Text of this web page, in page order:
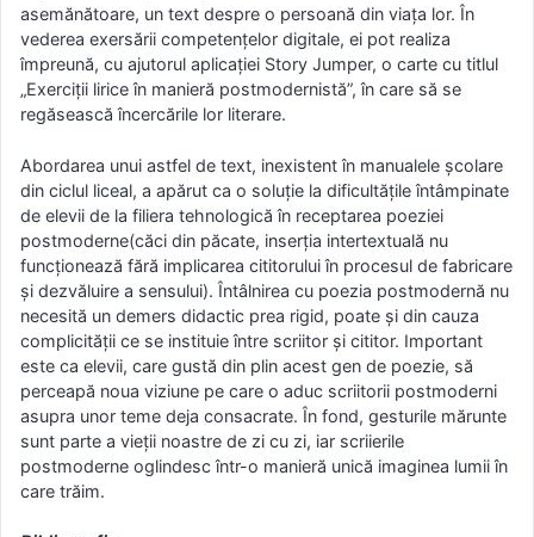
asemănătoare, un text despre o persoană din viața lor. În
vederea exersării competențelor digitale, ei pot realiza
împreună, cu ajutorul aplicației Story Jumper, o carte cu titlul
„Exerciții lirice în manieră postmodernistă”, în care să se
regăsească încercările lor literare.
Abordarea unui astfel de text, inexistent în manualele şcolare
din ciclul liceal, a apărut ca o soluţie la dificultăţile întâmpinate
de elevii de la filiera tehnologică în receptarea poeziei
postmoderne(căci din păcate, inserţia intertextuală nu
funcţionează fără implicarea cititorului în procesul de fabricare
şi dezvăluire a sensului). Întâlnirea cu poezia postmodernă nu
necesită un demers didactic prea rigid, poate şi din cauza
complicităţii ce se instituie între scriitor şi cititor. Important
este ca elevii, care gustă din plin acest gen de poezie, să
perceapă noua viziune pe care o aduc scriitorii postmoderni
asupra unor teme deja consacrate. În fond, gesturile mărunte
sunt parte a vieţii noastre de zi cu zi, iar scriierile
postmoderne oglindesc într-o manieră unică imaginea lumii în
care trăim.